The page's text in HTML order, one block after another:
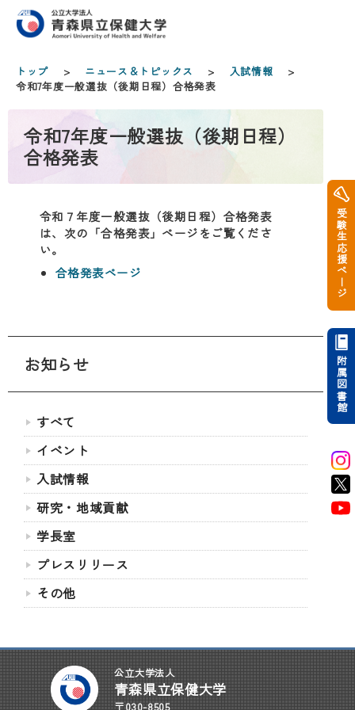
トップ > ニュース＆トピックス > 入試情報 >
令和7年度一般選抜（後期日程）合格発表
令和7年度一般選抜（後期日程）
合格発表
令和７年度一般選抜（後期日程）合格発表
は、次の「合格発表」ページをご覧くださ
い。
合格発表ページ
お知らせ
すべて
イベント
入試情報
研究・地域貢献
学長室
プレスリリース
その他
公立大学法人
青森県立保健大学
〒030-8505
受験生応援ページ
附属図書館